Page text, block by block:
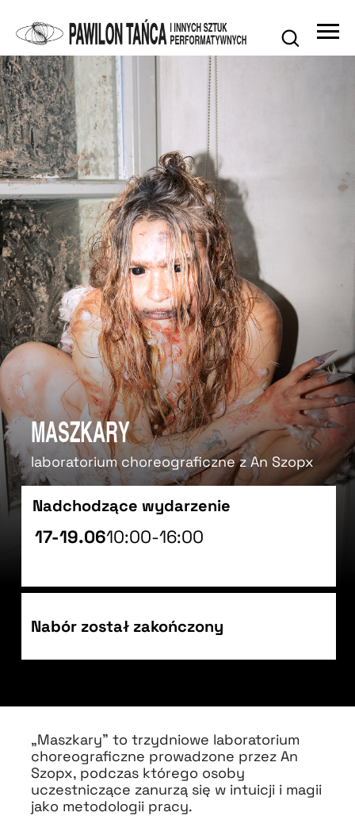
17-19.0610:00-16:00
Nadchodzące wydarzenie
Nabór został zakończony
laboratorium choreograficzne z An Szopx
Maszkary
„Maszkary” to trzydniowe laboratorium
choreograficzne prowadzone przez An
Szopx, podczas którego osoby
uczestniczące zanurzą się w intuicji i magii
jako metodologii pracy.